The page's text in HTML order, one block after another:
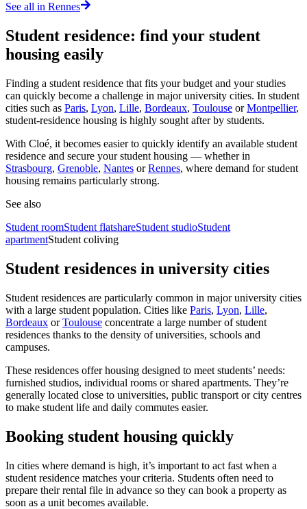
See all in Rennes
Student residence: find your student
housing easily
Finding a student residence that fits your budget and your studies
can quickly become a challenge in major university cities. In student
cities such as Paris, Lyon, Lille, Bordeaux, Toulouse orMontpellier,
student-residence housing is highly sought after by students.
With Cloé, it becomes easier to quickly identify an available student
residence and secure your student housing — whether in
Strasbourg, Grenoble, Nantes orRennes, where demand for student
housing remains particularly strong.
See also
Student roomStudent flatshareStudent studioStudent
apartmentStudent coliving
Student residences in university cities
Student residences are particularly common in major university cities
with a large student population. Cities like Paris, Lyon, Lille,
Bordeaux orToulouse concentrate a large number of student
residences thanks to the density of universities, schools and
campuses.
These residences offer housing designed to meet students’ needs:
furnished studios, individual rooms or shared apartments. They’re
generally located close to universities, public transport or city centres
to make student life and daily commutes easier.
Booking student housing quickly
In cities where demand is high, it’s important to act fast when a
student residence matches your criteria. Students often need to
prepare their rental file in advance so they can book a property as
soon as a unit becomes available.